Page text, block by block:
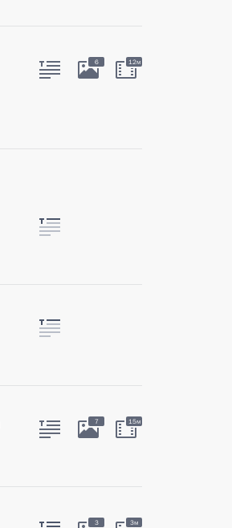
6 12м
7 15м
3 3м